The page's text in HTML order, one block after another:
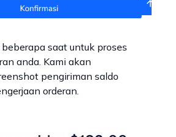
saat untuk proses
anda. Kami akan
pengiriman saldo
orderan.